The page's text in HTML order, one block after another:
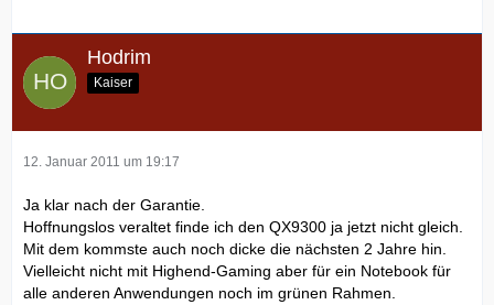
Hodrim
Kaiser
12. Januar 2011 um 19:17
Ja klar nach der Garantie.
Hoffnungslos veraltet finde ich den QX9300 ja jetzt nicht gleich.
Mit dem kommste auch noch dicke die nächsten 2 Jahre hin.
Vielleicht nicht mit Highend-Gaming aber für ein Notebook für
alle anderen Anwendungen noch im grünen Rahmen.